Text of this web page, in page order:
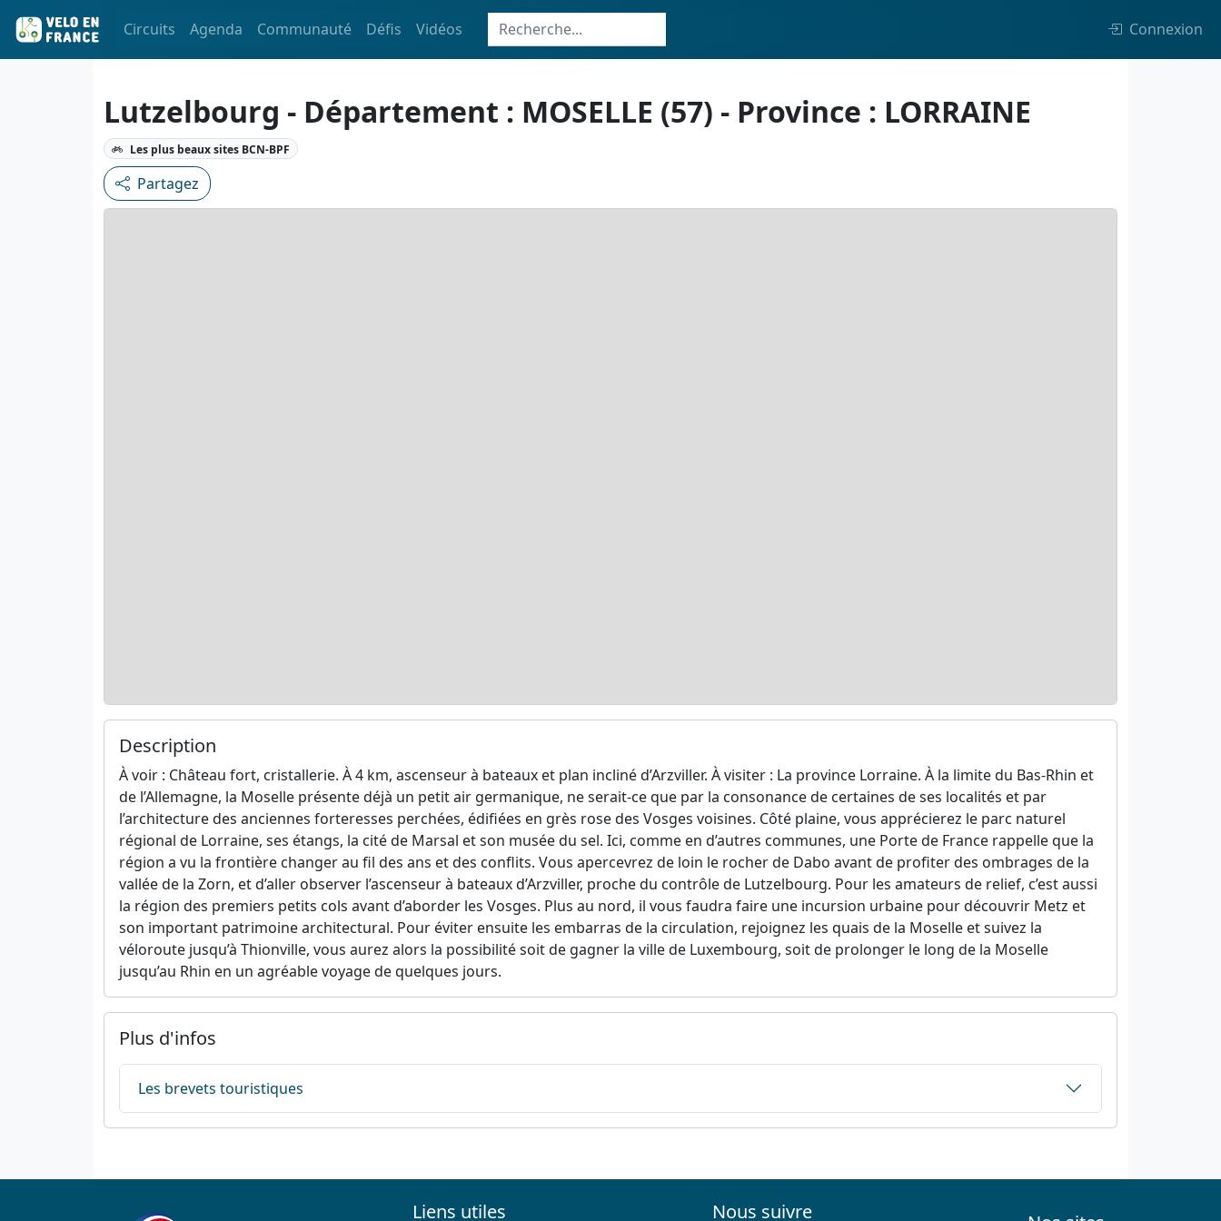
Circuits Agenda Communauté Défis Vidéos Connexion
Lutzelbourg - Département : MOSELLE (57) - Province : LORRAINE
Les plus beaux sites BCN-BPF
Partagez
Description
À voir : Château fort, cristallerie. À 4 km, ascenseur à bateaux et plan incliné d’Arzviller. À visiter : La province Lorraine. À la limite du Bas-Rhin et
de l’Allemagne, la Moselle présente déjà un petit air germanique, ne serait-ce que par la consonance de certaines de ses localités et par
l’architecture des anciennes forteresses perchées, édifiées en grès rose des Vosges voisines. Côté plaine, vous apprécierez le parc naturel
régional de Lorraine, ses étangs, la cité de Marsal et son musée du sel. Ici, comme en d’autres communes, une Porte de France rappelle que la
région a vu la frontière changer au fil des ans et des conflits. Vous apercevrez de loin le rocher de Dabo avant de profiter des ombrages de la
vallée de la Zorn, et d’aller observer l’ascenseur à bateaux d’Arzviller, proche du contrôle de Lutzelbourg. Pour les amateurs de relief, c’est aussi
la région des premiers petits cols avant d’aborder les Vosges. Plus au nord, il vous faudra faire une incursion urbaine pour découvrir Metz et
son important patrimoine architectural. Pour éviter ensuite les embarras de la circulation, rejoignez les quais de la Moselle et suivez la
véloroute jusqu’à Thionville, vous aurez alors la possibilité soit de gagner la ville de Luxembourg, soit de prolonger le long de la Moselle
jusqu’au Rhin en un agréable voyage de quelques jours.
Plus d'infos
Les brevets touristiques
Liens utiles Nous suivre